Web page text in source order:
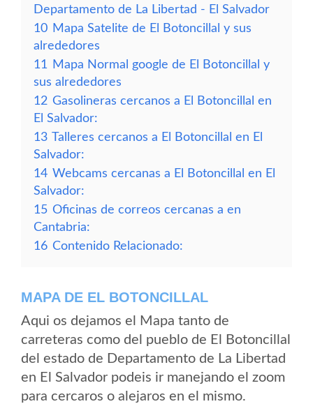
Departamento de La Libertad - El Salvador
10 Mapa Satelite de El Botoncillal y sus
alrededores
11
Mapa Normal google de El Botoncillal y
sus alrededores
12 Gasolineras cercanos a El Botoncillal en
El Salvador:
13 Talleres cercanos a El Botoncillal en El
Salvador:
14 Webcams cercanas a El Botoncillal en El
Salvador:
15 Oficinas de correos cercanas a en
Cantabria:
16 Contenido Relacionado:
MAPA DE EL BOTONCILLAL
Aqui os dejamos el Mapa tanto de
carreteras como del pueblo de El Botoncillal
del estado de Departamento de La Libertad
en El Salvador podeis ir manejando el zoom
para cercaros o alejaros en el mismo.